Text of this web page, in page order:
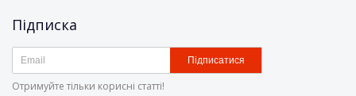
Підписка
Підписатися
Отримуйте тільки корисні статті!